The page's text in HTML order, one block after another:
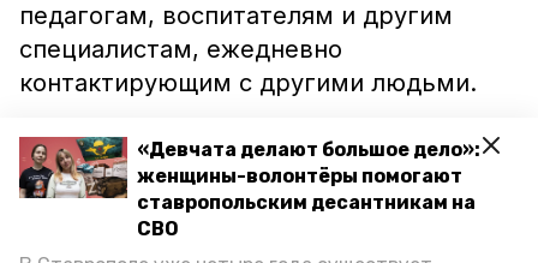
«Девчата делают большое дело»:
женщины-волонтёры помогают
ставропольским десантникам на
СВО
педагогам, воспитателям и другим
специалистам, ежедневно
контактирующим с другими людьми.
Как передаёт
на источник, иммунизацией уже
охватили 67% сотрудников школ
и детских садов г. Ставрополя.